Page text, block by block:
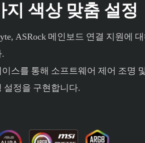
지 색상 맞춤 설정
ASRock 메인보드 연결 지원에
스를 통해 소프트웨어 제어 조명
설정을 구현합니다.